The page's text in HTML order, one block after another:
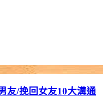
友/挽回女友10大溝通